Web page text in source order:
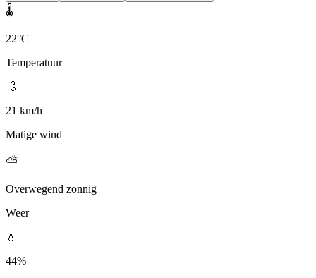
🌡️
22°C
Temperatuur
💨
21 km/h
Matige wind
⛅
Overwegend zonnig
Weer
💧
44%